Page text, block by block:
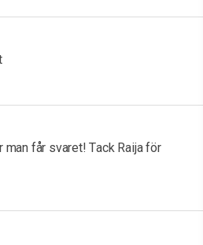
man får svaret! Tack Raija för